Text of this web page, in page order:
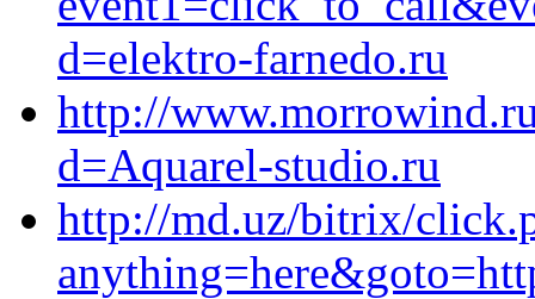
d=elektro-farnedo.ru
http://
d=Aquarel-studio.ru
http://md.uz/bitrix/